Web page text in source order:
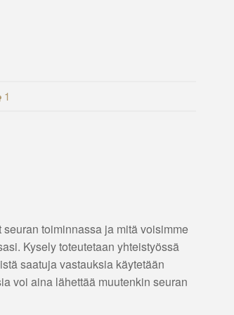
1
toiminnassa ja mitä voisimme
Kysely toteutetaan yhteistyössä
saatuja vastauksia käytetään
voi aina lähettää muutenkin seuran